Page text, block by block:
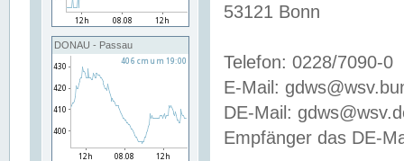
DONAU - Passau
53121 Bonn
Telefon: 0228/7090-0
E-Mail:
DE-Mail:
Empfänger das DE-